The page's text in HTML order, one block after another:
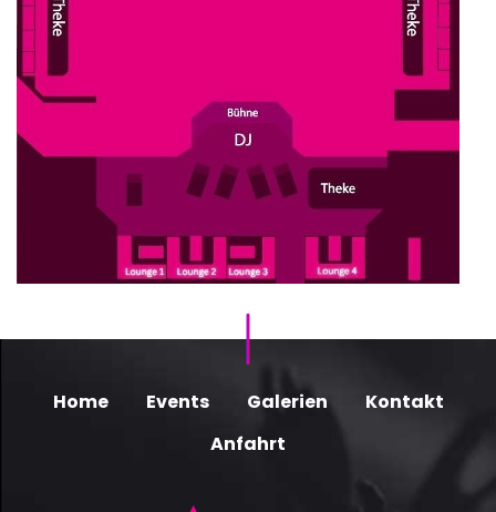
Home Events Galerien
Kontakt
Anfahrt